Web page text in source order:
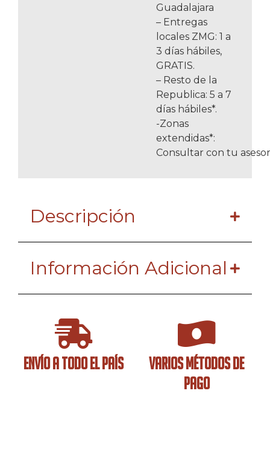
ENVÍO A TODO EL PAÍS
VARIOS MÉTODOS DE
PAGO
Guadalajara
– Entregas
locales ZMG: 1 a
3 días hábiles,
GRATIS.
– Resto de la
Republica: 5 a 7
días hábiles*.
-Zonas
extendidas*:
Consultar con tu
Descripción
Información Adicional